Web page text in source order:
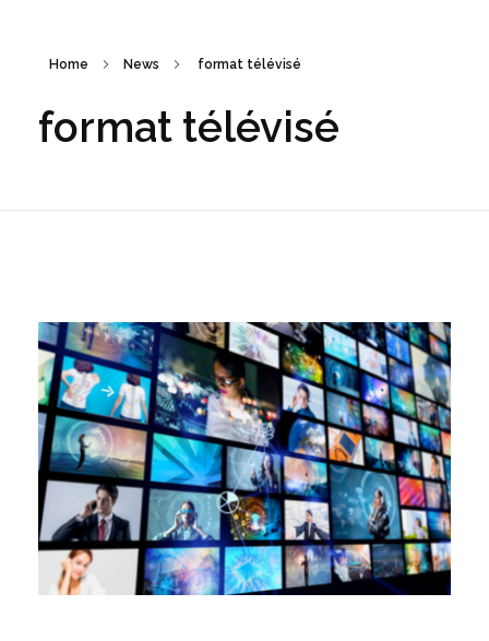
Home News format télévisé
format télévisé